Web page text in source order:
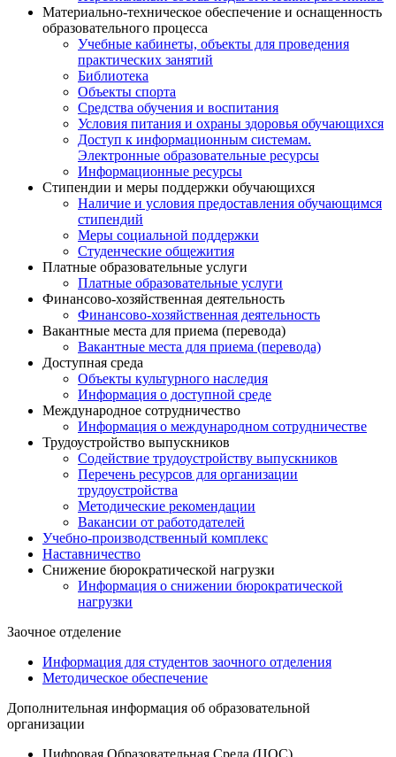
Материально-техническое обеспечение и оснащенность
образовательного процесса
Учебные кабинеты, объекты для проведения
практических занятий
Библиотека
Объекты спорта
Средства обучения и воспитания
Условия питания и охраны здоровья обучающихся
Доступ к информационным системам.
Электронные образовательные ресурсы
Информационные ресурсы
Стипендии и меры поддержки обучающихся
Наличие и условия предоставления обучающимся
стипендий
Меры социальной поддержки
Студенческие общежития
Платные образовательные услуги
Платные образовательные услуги
Финансово-хозяйственная деятельность
Финансово-хозяйственная деятельность
Вакантные места для приема (перевода)
Вакантные места для приема (перевода)
Доступная среда
Объекты культурного наследия
Информация о доступной среде
Международное сотрудничество
Информация о международном сотрудничестве
Трудоустройство выпускников
Содействие трудоустройству выпускников
Перечень ресурсов для организации
трудоустройства
Методические рекомендации
Вакансии от работодателей
Учебно-производственный комплекс
Наставничество
Снижение бюрократической нагрузки
Информация о снижении бюрократической
нагрузки
Заочное отделение
Информация для студентов заочного отделения
Методическое обеспечение
Дополнительная информация об образовательной
организации
Цифровая Образовательная Среда (ЦОС)